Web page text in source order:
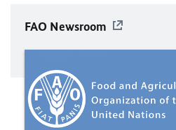
FAO Newsroom